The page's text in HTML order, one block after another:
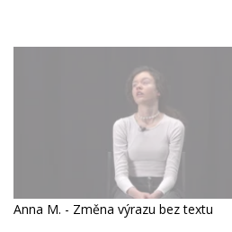
Anna M. - Změna výrazu bez textu